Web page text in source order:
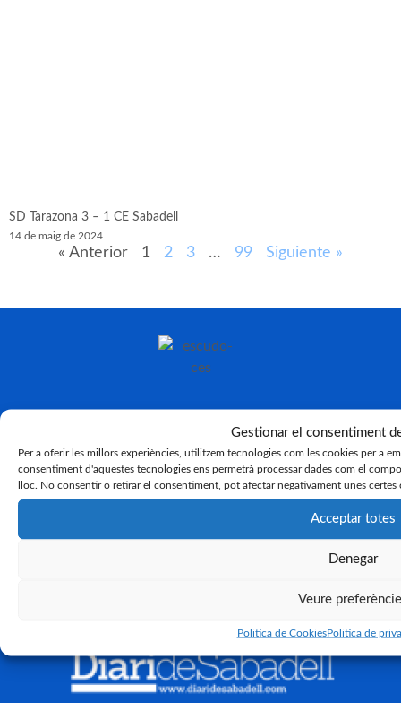
Gestionar el consentiment
Per a oferir les millors experiències, utilitzem tecnologies com les cookies per a
consentiment d'aquestes tecnologies ens permetrà processar dades com el
lloc. No consentir o retirar el consentiment, pot afectar negativament unes certes
Acceptar totes
Denegar
Veure
Politica de CookiesPolitica de
SD Tarazona 3 – 1 CE Sabadell
14 de maig de 2024
« Anterior 1 2 3 … 99 Siguiente »